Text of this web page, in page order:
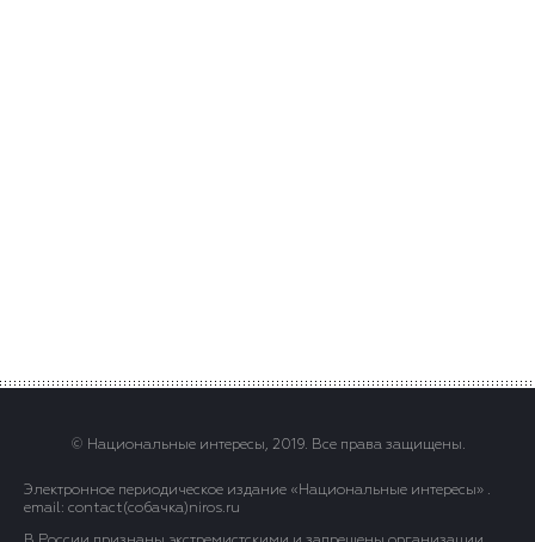
© Национальные интересы, 2019. Все права защищены.
Электронное периодическое издание «Национальные интересы» .
email: contact(сoбaчка)niros.ru